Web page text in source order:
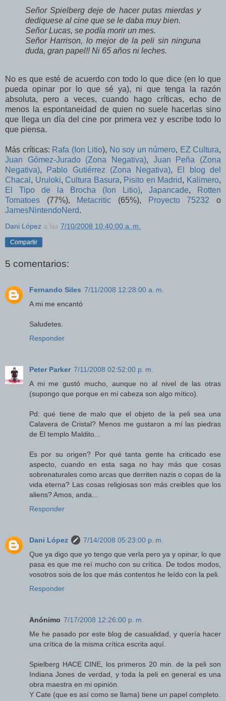
Señor Spielberg deje de hacer putas mierdas y
dediquese al cine que se le daba muy bien.
Señor Lucas, se podía morir un mes.
Señor Harrison, lo mejor de la peli sin ninguna
duda, gran papel!! Ni 65 años ni leches.
No es que esté de acuerdo con todo lo que dice (en lo que
pueda opinar por lo que sé ya), ni que tenga la razón
absoluta, pero a veces, cuando hago críticas, echo de
menos la espontaneidad de quien no suele hacerlas sino
que llega un día del cine por primera vez y escribe todo lo
que piensa.
Más críticas: Rafa (Ion Litio), No soy un número, EZ Cultura,
Juan Gómez-Jurado (Zona Negativa), Juan Peña (Zona
Negativa), Pablo Gutiérrez (Zona Negativa), El blog del
Chacal , Uruloki, Cultura Basura, Pisito en Madrid, Kalimero,
El Tipo de la Brocha (Ion Litio), Japancade,
Rotten
Tomatoes (77%), Metacritic (65%), Proyecto 75232 o
JamesNintendoNerd.
Dani López a las 7/10/2008 10:40:00 a. m.
Compartir
5 comentarios:
Fernando Siles 7/11/2008 12:28:00 a. m.
A mi me encantó
Saludetes.
Responder
Peter Parker 7/11/2008 02:52:00 p. m.
A mi me gustó mucho, aunque no al nivel de las otras
(supongo que porque en mi cabeza son algo mítico).
Pd: qué tiene de malo que el objeto de la peli sea una
Calavera de Cristal? Menos me gustaron a mí las piedras
de El templo Maldito...
Es por su origen? Por qué tanta gente ha criticado ese
aspecto, cuando en esta saga no hay más que cosas
sobrenaturales como arcas que derriten nazis o copas de la
vida eterna? Las cosas religiosas son más creibles que los
aliens? Amos, anda...
Responder
Dani López
7/14/2008 05:23:00 p. m.
Que ya digo que yo tengo que verla pero ya y opinar, lo que
pasa es que me reí mucho con su crítica. De todos modos,
vosotros sois de los que más contentos he leído con la peli.
Responder
Anónimo 7/17/2008 12:26:00 p. m.
Me he pasado por este blog de casualidad, y quería hacer
una crítica de la misma crítica escrita aquí.
Spielberg HACE CINE, los primeros 20 min. de la peli son
Indiana Jones de verdad, y toda la peli en general es una
obra maestra en mi opinión.
Y Cate (que es así como se llama) tiene un papel completo.